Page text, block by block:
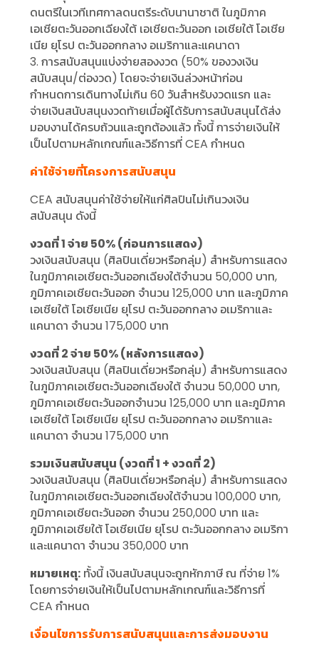
ดนตรีในเวทีเทศกาลดนตรีระดับนานาชาติ ในภูมิภาค
เอเชียตะวันออกเฉียงใต้ เอเชียตะวันออก เอเชียใต้ โอเชีย
เนีย ยุโรป ตะวันออกกลาง อเมริกาและแคนาดา
3. การสนับสนุนแบ่งจ่ายสองงวด (50% ของวงเงิน
สนับสนุน/ต่องวด) โดยจะจ่ายเงินล่วงหน้าก่อน
กำหนดการเดินทางไม่เกิน 60 วันสำหรับงวดแรก และ
จ่ายเงินสนับสนุนงวดท้ายเมื่อผู้ได้รับการสนับสนุนได้ส่ง
มอบงานได้ครบถ้วนและถูกต้องแล้ว ทั้งนี้ การจ่ายเงินให้
เป็นไปตามหลักเกณฑ์และวิธีการที่ CEA กำหนด
ค่าใช้จ่ายที่โครงการสนับสนุน
CEA สนับสนุนค่าใช้จ่ายให้แก่ศิลปินไม่เกินวงเงิน
สนับสนุน ดังนี้
งวดที่ 1 จ่าย 50% (ก่อนการแสดง)
วงเงินสนับสนุน (ศิลปินเดี่ยวหรือกลุ่ม) สำหรับการแสดง
ในภูมิภาคเอเชียตะวันออกเฉียงใต้จำนวน 50,000 บาท,
ภูมิภาคเอเชียตะวันออก จำนวน 125,000 บาท และภูมิภาค
เอเชียใต้ โอเชียเนีย ยุโรป ตะวันออกกลาง อเมริกาและ
แคนาดา จำนวน 175,000 บาท
งวดที่ 2 จ่าย 50% (หลังการแสดง)
วงเงินสนับสนุน (ศิลปินเดี่ยวหรือกลุ่ม) สำหรับการแสดง
ในภูมิภาคเอเชียตะวันออกเฉียงใต้ จำนวน 50,000 บาท,
ภูมิภาคเอเชียตะวันออกจำนวน 125,000 บาท และภูมิภาค
เอเชียใต้ โอเชียเนีย ยุโรป ตะวันออกกลาง อเมริกาและ
แคนาดา จำนวน 175,000 บาท
รวมเงินสนับสนุน (งวดที่ 1 + งวดที่ 2)
วงเงินสนับสนุน (ศิลปินเดี่ยวหรือกลุ่ม) สำหรับการแสดง
ในภูมิภาคเอเชียตะวันออกเฉียงใต้จำนวน 100,000 บาท,
ภูมิภาคเอเชียตะวันออก จำนวน 250,000 บาท และ
ภูมิภาคเอเชียใต้ โอเชียเนีย ยุโรป ตะวันออกกลาง อเมริกา
และแคนาดา จำนวน 350,000 บาท
หมายเหตุ: ทั้งนี้ เงินสนับสนุนจะถูกหักภาษี ณ ที่จ่าย 1%
โดยการจ่ายเงินให้เป็นไปตามหลักเกณฑ์และวิธีการที่
CEA กำหนด
เงื่อนไขการรับการสนับสนุนและการส่งมอบงาน